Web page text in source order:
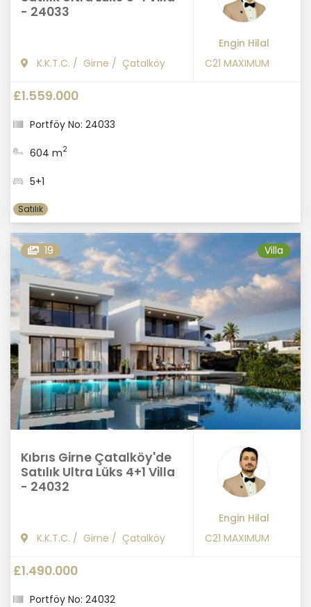
- 24033
K.K.T.C. / Girne / Çatalköy
Engin Hilal
C21 MAXIMUM
£1.559.000
Portföy No: 24033
604 m2
5+1
Satılık
19 Villa
Kıbrıs Girne Çatalköy'de
Satılık Ultra Lüks 4+1 Villa
- 24032
K.K.T.C. / Girne / Çatalköy
Engin Hilal
C21 MAXIMUM
£1.490.000
Portföy No: 24032